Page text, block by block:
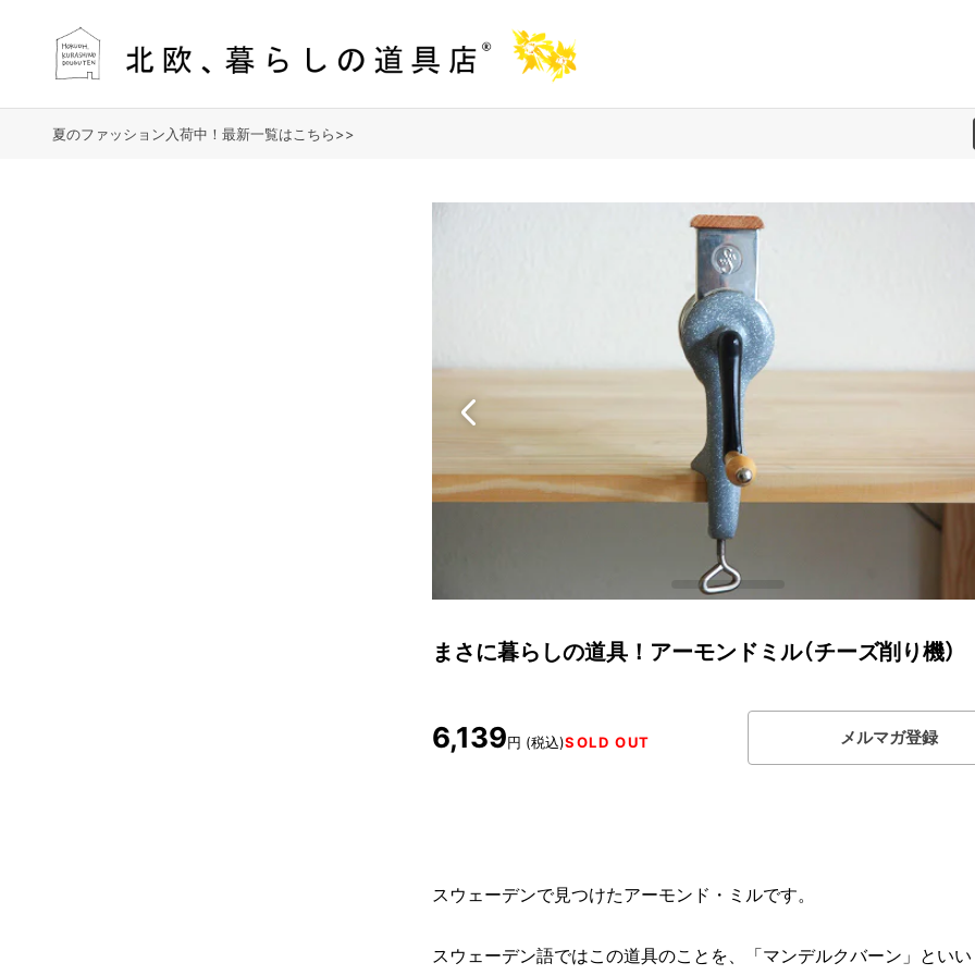
夏のファッション入荷中！最新一覧はこちら>>
まさに暮らしの道具！アーモンドミル（チーズ削り機）
6,139円 (税込)SOLD OUT メルマガ登録
スウェーデンで見つけたアーモンド・ミルです。
スウェーデン語ではこの道具のことを、「マンデルクバーン」とい